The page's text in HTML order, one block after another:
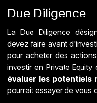
Due Diligence
La Due Diligence
devez faire avant
pour acheter des
investir en Private
évaluer les potentiels
pourrait essayer de vous